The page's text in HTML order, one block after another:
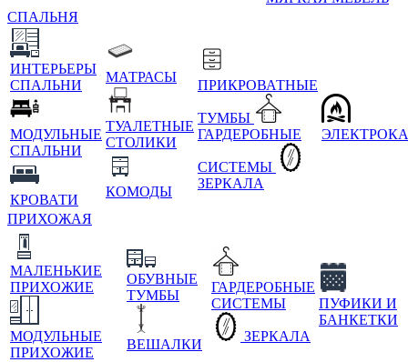
СПАЛЬНЯ
ИНТЕРЬЕРЫ
СПАЛЬНИ
МОДУЛЬНЫЕ
СПАЛЬНИ
КРОВАТИ
МАТРАСЫ
ТУАЛЕТНЫЕ
СТОЛИКИ
КОМОДЫ
ПРИКРОВАТНЫЕ
ТУМБЫ
ГАРДЕРОБНЫЕ
СИСТЕМЫ
ЗЕРКАЛА
ПРИХОЖАЯ
МАЛЕНЬКИЕ
ПРИХОЖИЕ
МОДУЛЬНЫЕ
ПРИХОЖИЕ
ОБУВНЫЕ
ТУМБЫ
ВЕШАЛКИ
ГАРДЕРОБНЫЕ
СИСТЕМЫ
ЗЕРКАЛА
ПУФИКИ И
БАНКЕТКИ